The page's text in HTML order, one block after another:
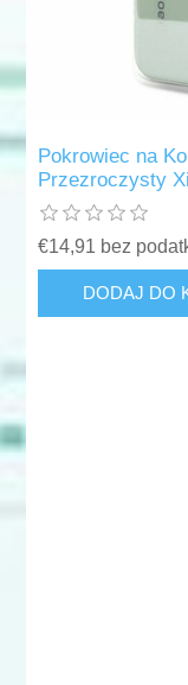
Pokrowiec na
Przezroczysty
€14,91 bez
DODAJ DO